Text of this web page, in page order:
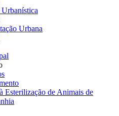
Urbanística
Urbana
Esterilização de Animais de